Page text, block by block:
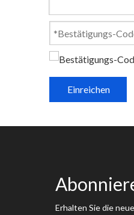
Einreichen
Erhalten Sie die